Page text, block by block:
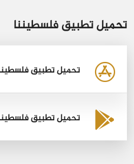
تحميل تطبيق فلسطيننا
تحميل تطبيق
تحميل تطبيق